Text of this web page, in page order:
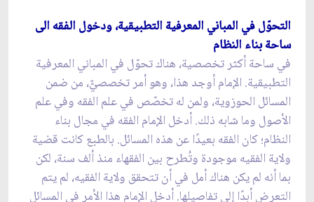
التحوّل في المباني المعرفية التطبيقية، ودخول الفقه الى
ساحة بناء النظام
في ساحة أكثر تخصصية، هناك تحوّل في المباني المعرفية
التطبيقية. الإمام أوجد هذا، وهو أمر تخصصيٌّ، من ضمن
المسائل الحوزوية، ولمن له تخصّص في علم الفقه وفي علم
الأصول وما شابه ذلك. أدخل الإمام الفقه في مجال بناء
النظام؛ كان الفقه بعيدًا عن هذه المسائل. بالطبع كانت قضية
ولاية الفقيه موجودة وتُطرح بين الفقهاء منذ ألف سنة، لكن
بما أنه لم يكن هناك أمل في أن تتحقق ولاية الفقيه، لم يتم
التعرض أبدًا إلى تفاصيلها. أدخل الإمام هذا الأمر في المسائل